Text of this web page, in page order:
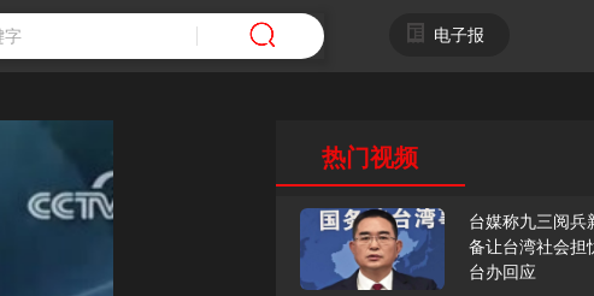
电子报
热门视频
台媒称九三阅兵
备让台湾社会担
台办回应